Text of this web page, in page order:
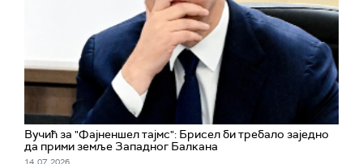
Вучић за "Фајненшел тајмс": Брисел би требало заједно
да прими земље Западног Балкана